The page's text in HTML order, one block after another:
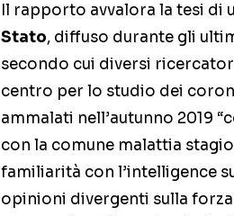
Il rapporto avvalora la tesi di
Stato, diffuso durante gli
secondo cui diversi
centro per lo studio dei
ammalati nell’autunno 2019
con la comune malattia
familiarità con l’intelligence
opinioni divergenti sulla